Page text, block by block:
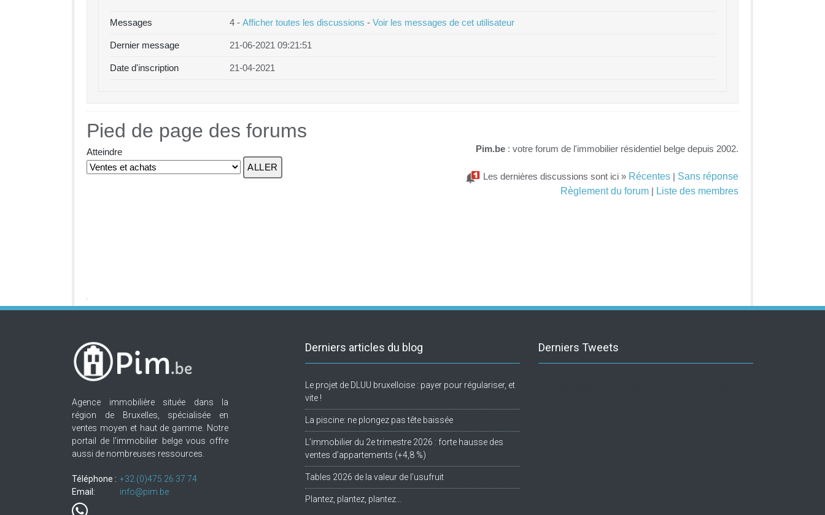
Messages 4 - Afficher toutes les discussions - Voir les messages de cet utilisateur
Dernier message 21-06-2021 09:21:51
Date d'inscription 21-04-2021
Pied de page des forums
Atteindre Pim.be : votre forum de l'immobilier résidentiel belge depuis 2002.
Les dernières discussions sont ici » Récentes | Sans réponse
Règlement du forum | Liste des membres
Agence immobilière située dans la
région de Bruxelles, spécialisée en
ventes moyen et haut de gamme. Notre
portail de l'immobilier belge vous offre
aussi de nombreuses ressources.
Téléphone : +32.(0)475 26 37 74
Email:
info@pim.be
Derniers articles du blog
Le projet de DLUU bruxelloise : payer pour régulariser, et
vite !
La piscine: ne plongez pas tête baissée
L’immobilier du 2e trimestre 2026 : forte hausse des
ventes d’appartements (+4,8 %)
Tables 2026 de la valeur de l’usufruit
Plantez, plantez, plantez…
Derniers Tweets